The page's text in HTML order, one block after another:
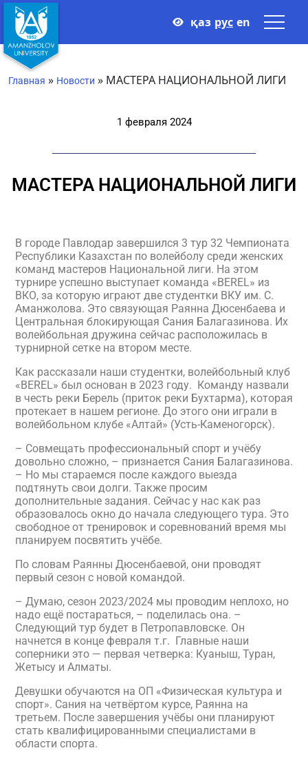
қаз рус en
Главная » Новости » МАСТЕРА НАЦИОНАЛЬНОЙ ЛИГИ
1 февраля 2024
МАСТЕРА НАЦИОНАЛЬНОЙ ЛИГИ
В городе Павлодар завершился 3 тур 32 Чемпионата
Республики Казахстан по волейболу среди женских
команд мастеров Национальной лиги. На этом
турнире успешно выступает команда «BEREL» из
ВКО, за которую играют две студентки ВКУ им. С.
Аманжолова. Это связующая Раянна Дюсенбаева и
Центральная блокирующая Сания Балагазинова. Их
волейбольная дружина сейчас расположилась в
турнирной сетке на втором месте.
Как рассказали наши студентки, волейбольный клуб
«BEREL» был основан в 2023 году. Команду назвали
в честь реки Берель (приток реки Бухтарма), которая
протекает в нашем регионе. До этого они играли в
волейбольном клубе «Алтай» (Усть-Каменогорск).
– Совмещать профессиональный спорт и учёбу
довольно сложно, – признается Сания Балагазинова.
– Но мы стараемся после каждого выезда
подтянуть свои долги. Также просим
дополнительные задания. Сейчас у нас как раз
образовалось окно до начала следующего тура. Это
свободное от тренировок и соревнований время мы
планируем посвятить учёбе.
По словам Раянны Дюсенбаевой, они проводят
первый сезон с новой командой.
– Думаю, сезон 2023/2024 мы проводим неплохо, но
надо ещё постараться, – поделилась она. –
Следующий тур будет в Петропавловске. Он
начнется в конце февраля т.г. Главные наши
соперники это — первая четверка: Куаныш, Туран,
Жетысу и Алматы.
Девушки обучаются на ОП «Физическая культура и
спорт». Сания на четвёртом курсе, Раянна на
третьем. После завершения учёбы они планируют
стать квалифицированными специалистами в
области спорта.